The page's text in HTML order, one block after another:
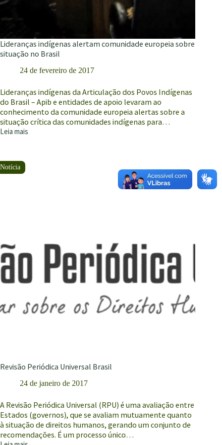
Lideranças indígenas alertam comunidade europeia sobre
situação no Brasil
24 de fevereiro de 2017
Lideranças indígenas da Articulação dos Povos Indígenas
do Brasil – Apib e entidades de apoio levaram ao
conhecimento da comunidade europeia alertas sobre a
situação crítica das comunidades indígenas para…
Leia mais
Lideranças
comunidade
europeia
Revisão Periódica Universal Brasil
24 de janeiro de 2017
A Revisão Periódica Universal (RPU) é uma avaliação entre
Estados (governos), que se avaliam mutuamente quanto
à situação de direitos humanos, gerando um conjunto de
recomendações. É um processo único…